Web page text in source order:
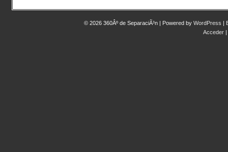
© 2026 360Âº de SeparaciÃ³n | Powered by WordPress |
Acceder